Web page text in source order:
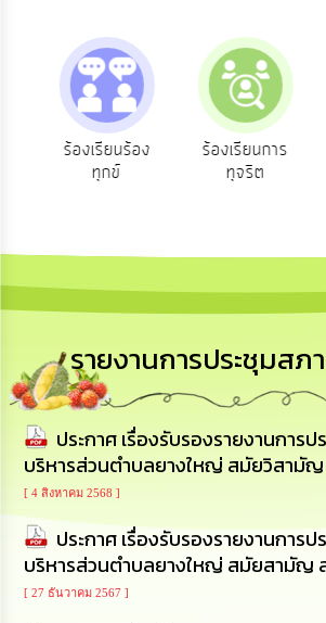
บริหาร/
พัฒนา
ทรัพยากร
บุคคล
ส่ง
เสริม
โปร่งใส
การ
จัด
ซื้อ
จัด
จ้าง
การ
เงิน
การ
คลัง
ร้องเรียนร้อง
ทุกข์
ร้องเรียนการ
ทุจริต
รายงานการประชุมสภ
ประกาศ เรื่องรับรองรายงานการ
บริหารส่วนตำบลยางใหญ่ สมัยวิสามั
[ 4 สิงหาคม 2568 ]
ประกาศ เรื่องรับรองรายงานการ
บริหารส่วนตำบลยางใหญ่ สมัยสามัญ
[ 27 ธันวาคม 2567 ]